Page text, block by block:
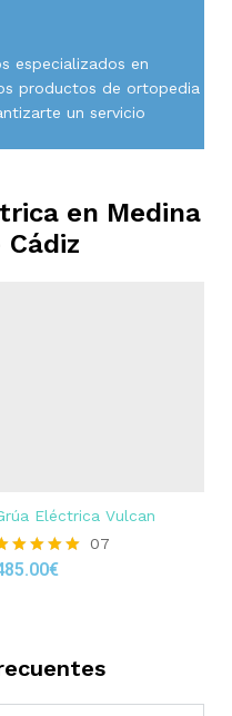
especializados en
productos de ortopedia
un servicio
en Medina
Eléctrica Vulcan
07
€